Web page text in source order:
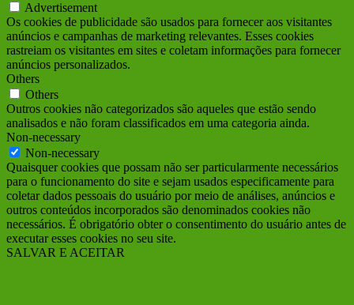
Advertisement
Os cookies de publicidade são usados para fornecer aos visitantes
anúncios e campanhas de marketing relevantes. Esses cookies
rastreiam os visitantes em sites e coletam informações para fornecer
anúncios personalizados.
Others
Others
Outros cookies não categorizados são aqueles que estão sendo
analisados e não foram classificados em uma categoria ainda.
Non-necessary
Non-necessary
Quaisquer cookies que possam não ser particularmente necessários
para o funcionamento do site e sejam usados ​​especificamente para
coletar dados pessoais do usuário por meio de análises, anúncios e
outros conteúdos incorporados são denominados cookies não
necessários. É obrigatório obter o consentimento do usuário antes de
executar esses cookies no seu site.
SALVAR E ACEITAR